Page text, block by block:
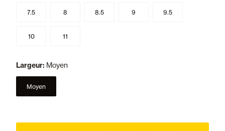
7.5 8 8.5 9 9.5
10 11
Largeur: Moyen
Moyen